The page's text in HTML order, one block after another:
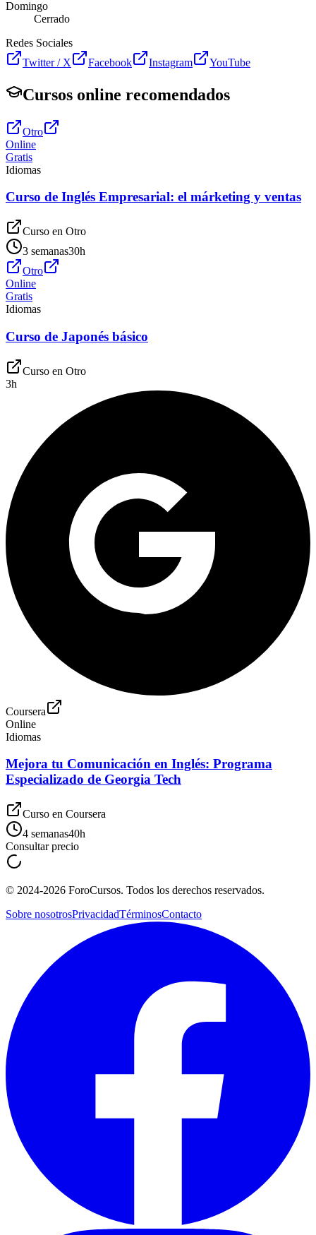
Domingo
Cerrado
Redes Sociales
Twitter / X
Facebook Instagram YouTube
Cursos online recomendados
Otro
Online
Gratis
Idiomas
Curso de Inglés Empresarial: el márketing y ventas
Curso en Otro
3 semanas30h
Otro
Online
Gratis
Idiomas
Curso de Japonés básico
Curso en Otro
3h
Coursera
Online
Idiomas
Mejora tu Comunicación en Inglés: Programa
Especializado de Georgia Tech
Curso en Coursera
4 semanas40h
Consultar precio
© 2024-2026 ForoCursos. Todos los derechos reservados.
Sobre nosotrosPrivacidadTérminosContacto